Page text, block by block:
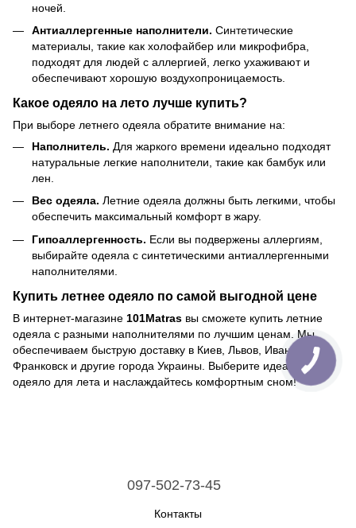
ночей.
Антиаллергенные наполнители. Синтетические
материалы, такие как холофайбер или микрофибра,
подходят для людей с аллергией, легко ухаживают и
обеспечивают хорошую воздухопроницаемость.
Какое одеяло на лето лучше купить?
При выборе летнего одеяла обратите внимание на:
Наполнитель. Для жаркого времени идеально подходят
натуральные легкие наполнители, такие как бамбук или
лен.
Вес одеяла. Летние одеяла должны быть легкими, чтобы
обеспечить максимальный комфорт в жару.
Гипоаллергенность. Если вы подвержены аллергиям,
выбирайте одеяла с синтетическими антиаллергенными
наполнителями.
Купить летнее одеяло по самой выгодной цене
В интернет-магазине 101Matras вы сможете купить летние
одеяла с разными наполнителями по лучшим ценам. Мы
обеспечиваем быструю доставку в Киев, Львов, Ивано-
Франковск и другие города Украины. Выберите идеальное
одеяло для лета и наслаждайтесь комфортным сном!
097-502-73-45
Контакты